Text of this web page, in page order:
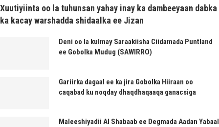
Xuutiyiinta oo la tuhunsan yahay inay ka dambeeyaan dabka
ka kacay warshadda shidaalka ee Jizan
Deni oo la kulmay Saraakiisha Ciidamada Puntland
ee Gobolka Mudug (SAWIRRO)
Gariirka dagaal ee ka jira Gobolka Hiiraan oo
caqabad ku noqday dhaqdhaqaaqa ganacsiga
Maleeshiyadii Al Shabaab ee Degmada Aadan Yabaal